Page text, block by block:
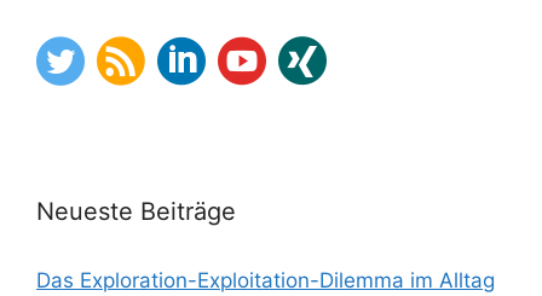
Neueste Beiträge
Das Exploration-Exploitation-Dilemma im Alltag